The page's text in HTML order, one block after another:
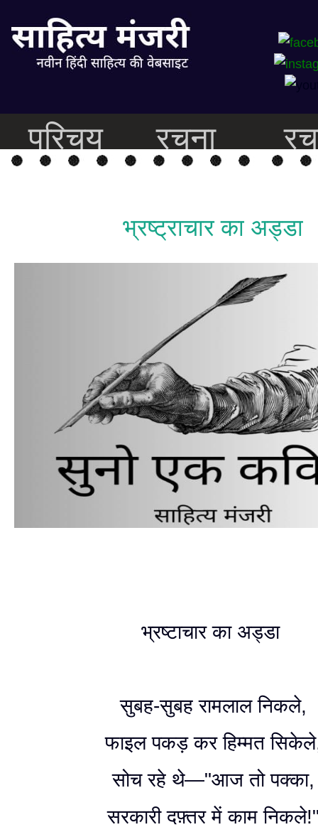
परिचय रचना
भ्रष्ट्राचार का अड्डा
भ्रष्टाचार का अड्डा
सुबह-सुबह रामलाल निकले,
फाइल पकड़ कर हिम्मत
सोच रहे थे—"आज तो पक्का,
सरकारी दफ़्तर में काम